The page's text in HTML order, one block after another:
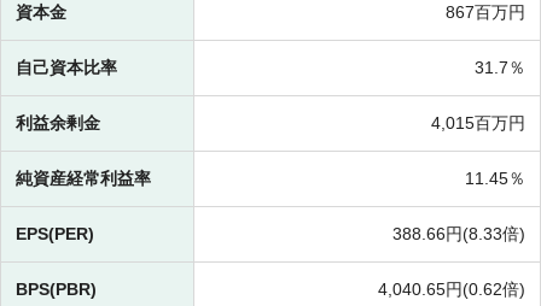
資本金 867百万円
自己資本比率 31.7％
利益余剰金 4,015百万円
純資産経常利益率 11.45％
EPS(PER) 388.66円(8.33倍)
BPS(PBR) 4,040.65円(0.62倍)